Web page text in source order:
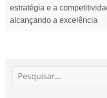
estratégia e a
alcançando a excelência